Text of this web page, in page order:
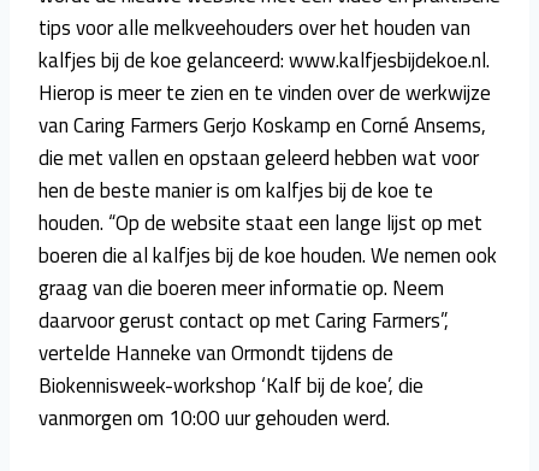
tips voor alle melkveehouders over het houden van
kalfjes bij de koe gelanceerd: www.kalfjesbijdekoe.nl.
Hierop is meer te zien en te vinden over de werkwijze
van Caring Farmers Gerjo Koskamp en Corné Ansems,
die met vallen en opstaan geleerd hebben wat voor
hen de beste manier is om kalfjes bij de koe te
houden. “Op de website staat een lange lijst op met
boeren die al kalfjes bij de koe houden. We nemen ook
graag van die boeren meer informatie op. Neem
daarvoor gerust contact op met Caring Farmers”,
vertelde Hanneke van Ormondt tijdens de
Biokennisweek-workshop ‘Kalf bij de koe’, die
vanmorgen om 10:00 uur gehouden werd.